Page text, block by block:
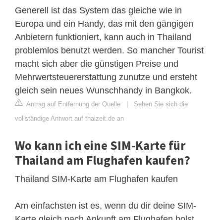
Generell ist das System das gleiche wie in
Europa und ein Handy, das mit den gängigen
Anbietern funktioniert, kann auch in Thailand
problemlos benutzt werden. So mancher Tourist
macht sich aber die günstigen Preise und
Mehrwertsteuererstattung zunutze und ersteht
gleich sein neues Wunschhandy in Bangkok.
Antrag auf Entfernung der Quelle | Sehen Sie sich die
vollständige Antwort auf thaizeit.de an
Wo kann ich eine SIM-Karte für
Thailand am Flughafen kaufen?
Thailand SIM-Karte am Flughafen kaufen
Am einfachsten ist es, wenn du dir deine SIM-